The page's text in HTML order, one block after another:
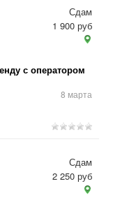
с оператором
8 марта
Сдам
1 900 руб
Сдам
2 250 руб